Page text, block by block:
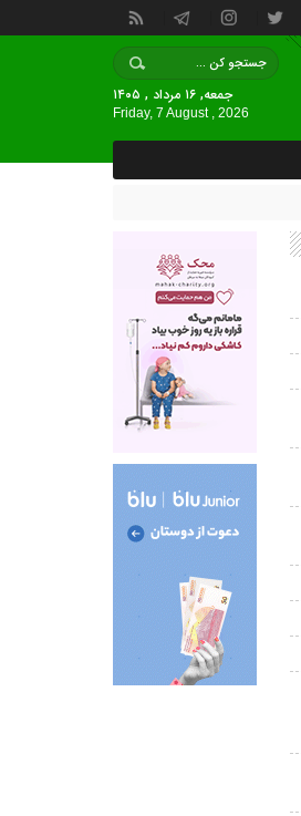
جمعه, ۱۶ مرداد , ۱۴۰۵
Friday, 7 August , 2026